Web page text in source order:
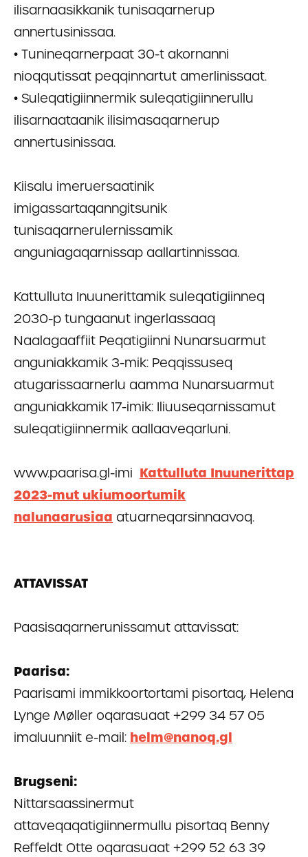
ilisarnaasikkanik tunisaqarnerup
annertusinissaa.
• Tunineqarnerpaat 30-t akornanni
nioqqutissat peqqinnartut amerlinissaat.
• Suleqatigiinnermik suleqatigiinnerullu
ilisarnaataanik ilisimasaqarnerup
annertusinissaa.
Kiisalu imeruersaatinik
imigassartaqanngitsunik
tunisaqarnerulernissamik
anguniagaqarnissap aallartinnissaa.
Kattulluta Inuunerittamik suleqatigiinneq
2030-p tungaanut ingerlassaaq
Naalagaaffiit Peqatigiinni Nunarsuarmut
anguniakkamik 3-mik: Peqqissuseq
atugarissaarnerlu aamma Nunarsuarmut
anguniakkamik 17-imik: Iliuuseqarnissamut
suleqatigiinnermik aallaaveqarluni.
www.paarisa.gl-imi Kattulluta Inuunerittap
2023-mut ukiumoortumik
nalunaarusiaa atuarneqarsinnaavoq.
ATTAVISSAT
Paasisaqarnerunissamut attavissat:
Paarisa:
Paarisami immikkoortortami pisortaq, Helena
Lynge Møller oqarasuaat +299 34 57 05
imaluunniit e-mail: helm@nanoq.gl
Brugseni:
Nittarsaassinermut
attaveqaqatigiinnermullu pisortaq Benny
Reffeldt Otte oqarasuaat +299 52 63 39